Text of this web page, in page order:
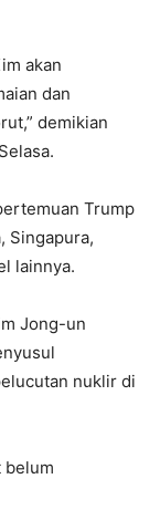
akan
dan
demikian
Trump
Singapura,
lainnya.
Jong-un
nuklir di
belum